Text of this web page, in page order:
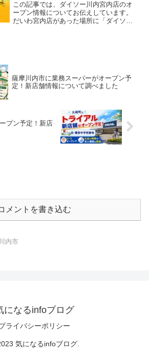
この記事では、ダイソー川内宮内店のオ
ープン情報についてお伝えしています。
だいわ宮内店があった場所に「ダイソー
薩摩川内市に業務スーパーがオープン予
定！新店舗情報について調べました
プン予定！新店
メントを書き込む
内市
になるinfoブログ
ライバシーポリシー
気になるinfoブログ.